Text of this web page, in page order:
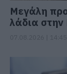
Μεγάλη
λάδια στην